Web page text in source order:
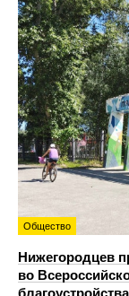
Общество
Нижегородцев
во